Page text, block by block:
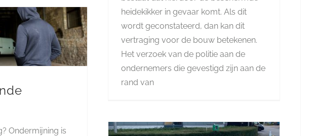
heidekikker in gevaar komt. Als dit
wordt geconstateerd, dan kan dit
vertraging voor de bouw betekenen.
Het verzoek van de politie aan de
ondernemers die gevestigd zijn aan de
rand van
Ondermijning is